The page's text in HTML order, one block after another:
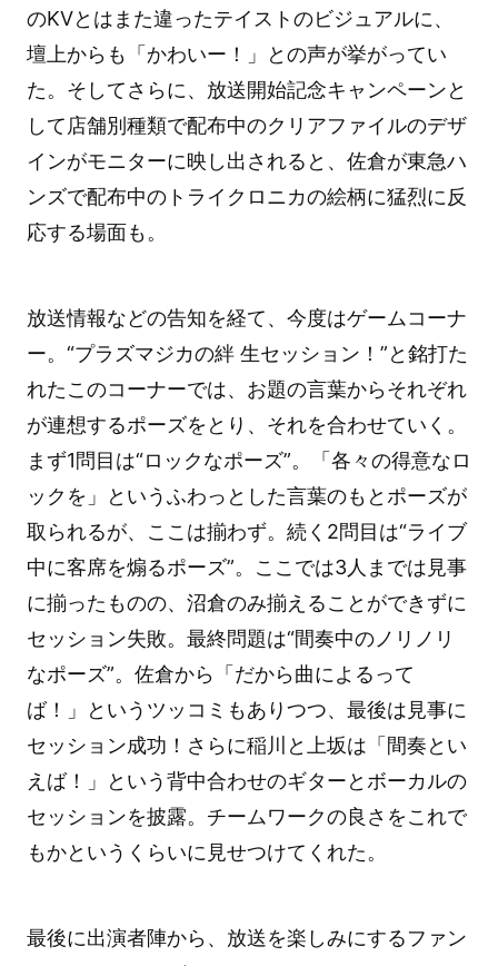
のKVとはまた違ったテイストのビジュアルに、
壇上からも「かわいー！」との声が挙がってい
た。そしてさらに、放送開始記念キャンペーンと
して店舗別種類で配布中のクリアファイルのデザ
インがモニターに映し出されると、佐倉が東急ハ
ンズで配布中のトライクロニカの絵柄に猛烈に反
応する場面も。
放送情報などの告知を経て、今度はゲームコーナ
ー。“プラズマジカの絆 生セッション！”と銘打た
れたこのコーナーでは、お題の言葉からそれぞれ
が連想するポーズをとり、それを合わせていく。
まず1問目は“ロックなポーズ”。「各々の得意なロ
ックを」というふわっとした言葉のもとポーズが
取られるが、ここは揃わず。続く2問目は“ライブ
中に客席を煽るポーズ”。ここでは3人までは見事
に揃ったものの、沼倉のみ揃えることができずに
セッション失敗。最終問題は“間奏中のノリノリ
なポーズ”。佐倉から「だから曲によるって
ば！」というツッコミもありつつ、最後は見事に
セッション成功！さらに稲川と上坂は「間奏とい
えば！」という背中合わせのギターとボーカルの
セッションを披露。チームワークの良さをこれで
もかというくらいに見せつけてくれた。
最後に出演者陣から、放送を楽しみにするファン